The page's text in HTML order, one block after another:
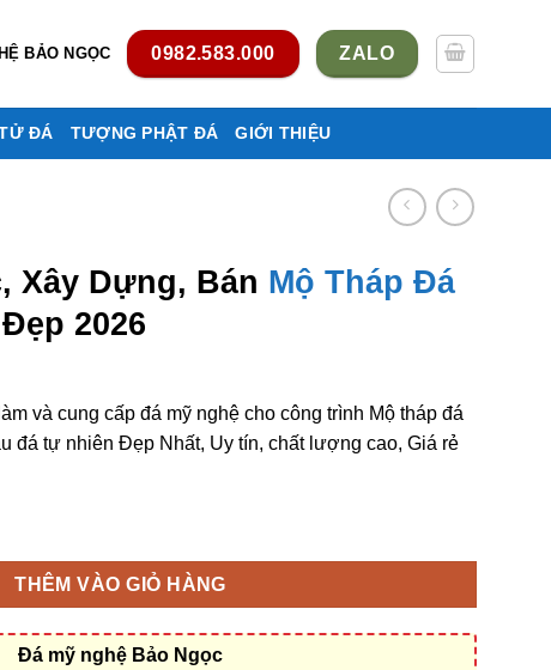
BẢO NGỌC 0982.583.000 ZALO
ĐÁ TƯỢNG PHẬT ĐÁ GIỚI THIỆU
Xây Dựng, Bán Mộ Tháp Đá
2026
và cung cấp đá mỹ nghệ cho công trình Mộ tháp đá
đá tự nhiên Đẹp Nhất, Uy tín, chất lượng cao, Giá rẻ
Mộ tháp đá ở Lai Châu rẻ đẹp số lượng
THÊM VÀO GIỎ HÀNG
Đá mỹ nghệ Bảo Ngọc